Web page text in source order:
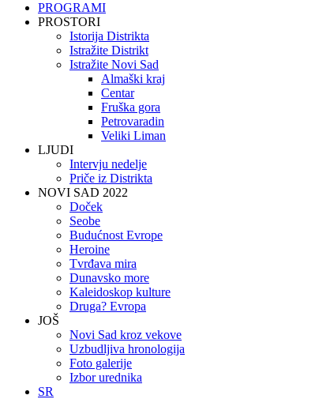
PROGRAMI
PROSTORI
Istorija Distrikta
Istražite Distrikt
Istražite Novi Sad
Almaški kraj
Centar
Fruška gora
Petrovaradin
Veliki Liman
LJUDI
Intervju nedelje
Priče iz Distrikta
NOVI SAD 2022
Doček
Seobe
Budućnost Evrope
Heroine
Tvrđava mira
Dunavsko more
Kaleidoskop kulture
Druga? Evropa
JOŠ
Novi Sad kroz vekove
Uzbudljiva hronologija
Foto galerije
Izbor urednika
SR